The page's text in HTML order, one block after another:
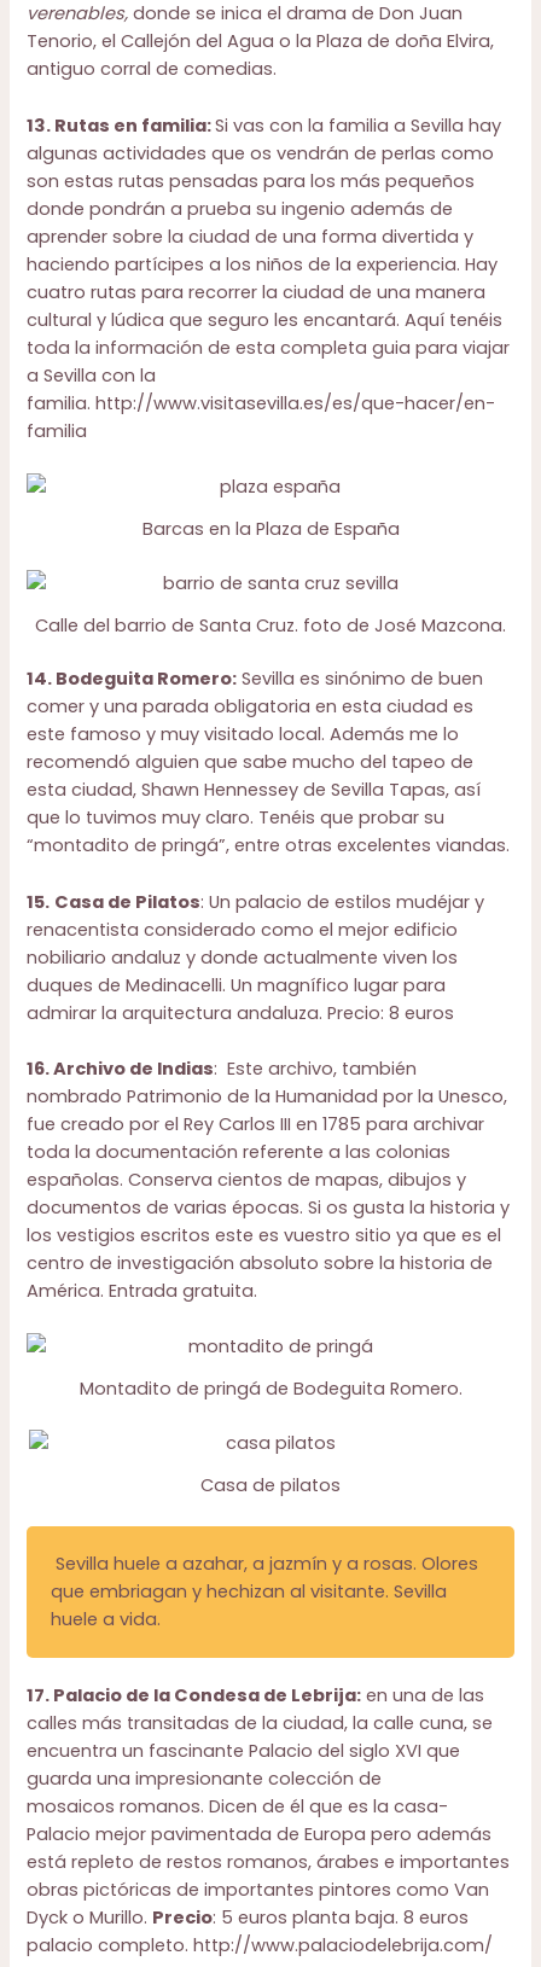
verenables,donde se inica el drama de Don Juan
Tenorio, el Callejón del Agua o la Plaza de doña Elvira,
antiguo corral de comedias.
13. Rutas en familia:Si vas con la familia a Sevilla hay
algunas actividades que os vendrán de perlas como
son estas rutas pensadas para los más pequeños
donde pondrán a prueba su ingenio además de
aprender sobre la ciudad de una forma divertida y
haciendo partícipes a los niños de la experiencia. Hay
cuatro rutas para recorrer la ciudad de una manera
cultural y lúdica que seguro les encantará. Aquí tenéis
toda la información de esta completa guia para viajar
a Sevilla con la
familia.http://www.visitasevilla.es/es/que-hacer/en-
familia
Barcas en la Plaza de España
Calle del barrio de Santa Cruz. foto de José Mazcona.
14. Bodeguita Romero: Sevilla es sinónimo de buen
comer y una parada obligatoria en esta ciudad es
este famoso y muy visitado local. Además me lo
recomendó alguien que sabe mucho del tapeo de
esta ciudad, Shawn Hennessey deSevilla Tapas, así
que lo tuvimos muy claro. Tenéis que probar su
“montadito de pringá”, entre otras excelentes viandas.
15. Casa de Pilatos: Un palacio de estilos mudéjar y
renacentista considerado como el mejor edificio
nobiliario andaluz y donde actualmente viven los
duques de Medinacelli. Un magnífico lugar para
admirar la arquitectura andaluza. Precio: 8 euros
16. Archivo de Indias: Este archivo, también
nombrado Patrimonio de la Humanidad por la Unesco,
fue creado por el Rey Carlos III en 1785 para archivar
toda la documentación referente a las colonias
españolas. Conserva cientos de mapas, dibujos y
documentos de varias épocas. Si os gusta la historia y
los vestigios escritos este es vuestro sitio ya que es el
centro de investigación absoluto sobre la historia de
América. Entrada gratuita.
Montadito de pringá de Bodeguita Romero.
Casa de pilatos
Sevilla huele a azahar, a jazmín y a rosas. Olores
que embriagan y hechizan al visitante. Sevilla
huele a vida.
17. Palacio de la Condesa de Lebrija: en una de las
calles más transitadas de la ciudad, la calle cuna, se
encuentra un fascinante Palacio del siglo XVI que
guarda una impresionante colección de
mosaicos romanos. Dicen de él que es la casa-
Palacio mejor pavimentada de Europa pero además
está repleto de restos romanos, árabes e importantes
obras pictóricas de importantes pintores como Van
Dyck o Murillo. Precio: 5 euros planta baja. 8 euros
palacio completo.http://www.palaciodelebrija.com/